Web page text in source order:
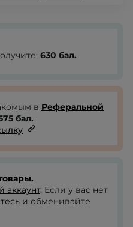
630 бал.
в Реферальной
бал.
аккаунт. Если у вас нет
и обменивайте